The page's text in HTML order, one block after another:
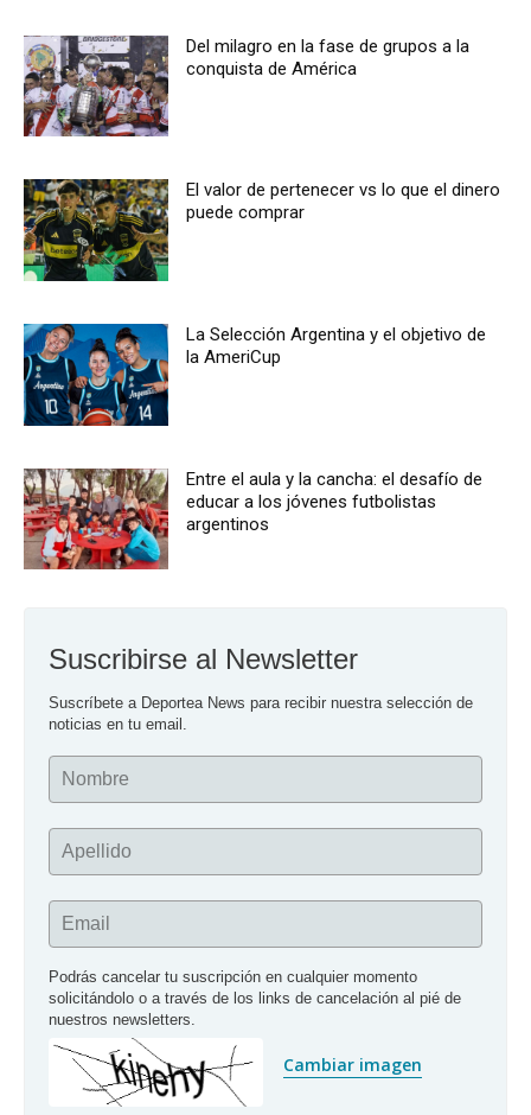
Del milagro en la fase de grupos a la
conquista de América
El valor de pertenecer vs lo que el dinero
puede comprar
La Selección Argentina y el objetivo de
la AmeriCup
Entre el aula y la cancha: el desafío de
educar a los jóvenes futbolistas
argentinos
Suscribirse al Newsletter
Suscríbete a Deportea News para recibir nuestra selección de
noticias en tu email.
Nombre
Apellido
Email
Podrás cancelar tu suscripción en cualquier momento
solicitándolo o a través de los links de cancelación al pié de
nuestros newsletters.
Cambiar imagen